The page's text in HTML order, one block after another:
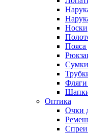
Носки
Пояса
Сумки
Фляги
Оптика
Очки
Спреи